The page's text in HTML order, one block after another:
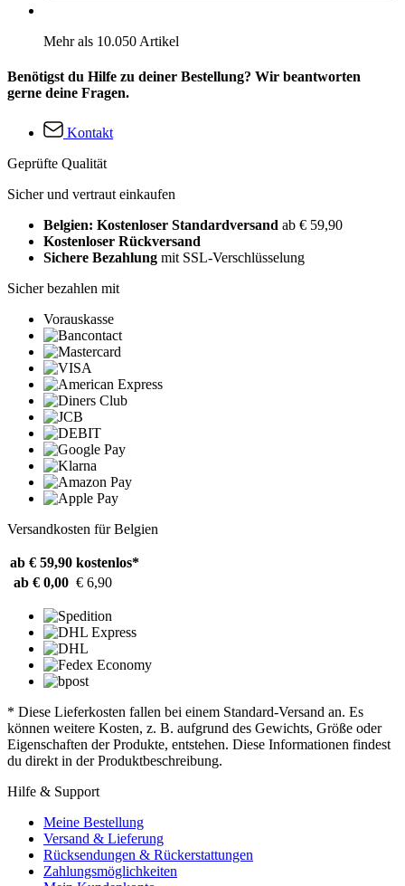
Mehr als 10.050 Artikel
Benötigst du Hilfe zu deiner Bestellung? Wir beantworten
gerne deine Fragen.
Kontakt
Geprüfte Qualität
Sicher und vertraut einkaufen
Belgien: Kostenloser Standardversand ab € 59,90
Kostenloser Rückversand
Sichere Bezahlung mit SSL-Verschlüsselung
Sicher bezahlen mit
Vorauskasse
Versandkosten für Belgien
ab € 59,90 kostenlos*
ab € 0,00 € 6,90
* Diese Lieferkosten fallen bei einem Standard-Versand an. Es
können weitere Kosten, z. B. aufgrund des Gewichts, Größe oder
Eigenschaften der Produkte, entstehen. Diese Informationen findest
du direkt in der Produktbeschreibung.
Hilfe & Support
Meine Bestellung
Versand & Lieferung
Rücksendungen & Rückerstattungen
Zahlungsmöglichkeiten